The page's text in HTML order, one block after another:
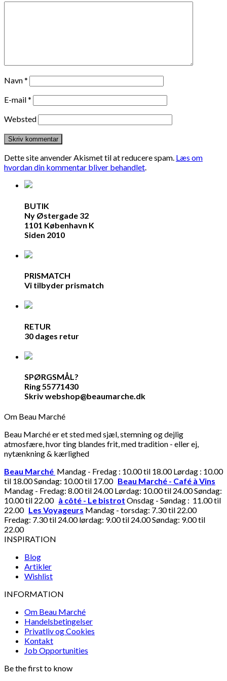
Navn*
E-mail*
Websted
Dette site anvender Akismet til at reducere spam. Læs om
hvordan din kommentar bliver behandlet.
BUTIK
Ny Østergade 32
1101 København K
Siden 2010
PRISMATCH
Vi tilbyder prismatch
RETUR
30 dages retur
SPØRGSMÅL?
Ring 55771430
Skriv webshop@beaumarche.dk
Om Beau Marché
Beau Marché er et sted med sjæl, stemning og dejlig
atmosfære, hvor ting blandes frit, med tradition - eller ej,
nytænkning & kærlighed
Beau Marché Mandag - Fredag : 10.00 til 18.00 Lørdag : 10.00
til 18.00 Søndag: 10.00 til 17.00 Beau Marché - Café à Vins
Mandag - Fredag: 8.00 til 24.00 Lørdag: 10.00 til 24.00 Søndag:
10.00 til 22.00 à côté - Le bistrot Onsdag - Søndag : 11.00 til
22.00 Les Voyageurs Mandag - torsdag: 7.30 til 22.00
Fredag: 7.30 til 24.00 lørdag: 9.00 til 24.00 Søndag: 9.00 til
22.00
INSPIRATION
Blog
Artikler
Wishlist
INFORMATION
Om Beau Marché
Handelsbetingelser
Privatliv og Cookies
Kontakt
Job Opportunities
Be the first to know